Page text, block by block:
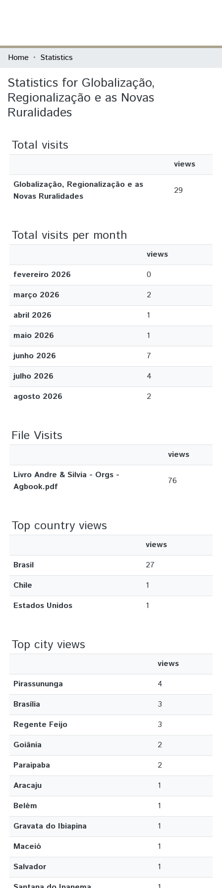
Communities & Collections
All of DSpace
Home Statistics
Statistics for Globalização,
Regionalização e as Novas
Ruralidades
Total visits
views
Globalização, Regionalização e as
Novas Ruralidades
29
Total visits per month
views
fevereiro 2026
0
março 2026
2
abril 2026
1
maio 2026
1
junho 2026
7
julho 2026
4
agosto 2026
2
File Visits
views
Livro Andre & Silvia - Orgs -
Agbook.pdf
76
Top country views
views
Brasil
27
Chile
1
Estados Unidos
1
Top city views
views
Pirassununga
4
Brasília
3
Regente Feijo
3
Goiânia
2
Paraipaba
2
Aracaju
1
Belém
1
Gravata do Ibiapina
1
Maceió
1
Salvador
1